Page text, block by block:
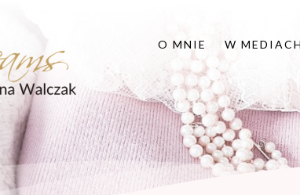
O MNIE W MEDIACH